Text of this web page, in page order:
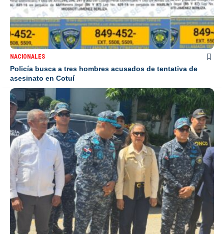
NACIONALES
Policía busca a tres hombres acusados de tentativa de
asesinato en Cotuí